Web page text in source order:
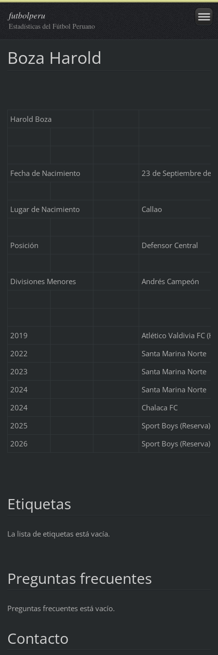
futbolperu
Estadísticas del Fútbol Peruano
Boza Harold
Harold Boza
Fecha de Nacimiento 23 de Septiembre de
Lugar de Nacimiento Callao
Posición Defensor Central
Divisiones Menores Andrés Campeón
2019
Atlético Valdivia FC
2022
Santa Marina Norte
2023
Santa Marina Norte
2024
Santa Marina Norte
2024
Chalaca FC
2025
Sport Boys (Reserva)
2026
Sport Boys (Reserva)
Etiquetas
La lista de etiquetas está vacía.
Preguntas frecuentes
Preguntas frecuentes está vacío.
Contacto